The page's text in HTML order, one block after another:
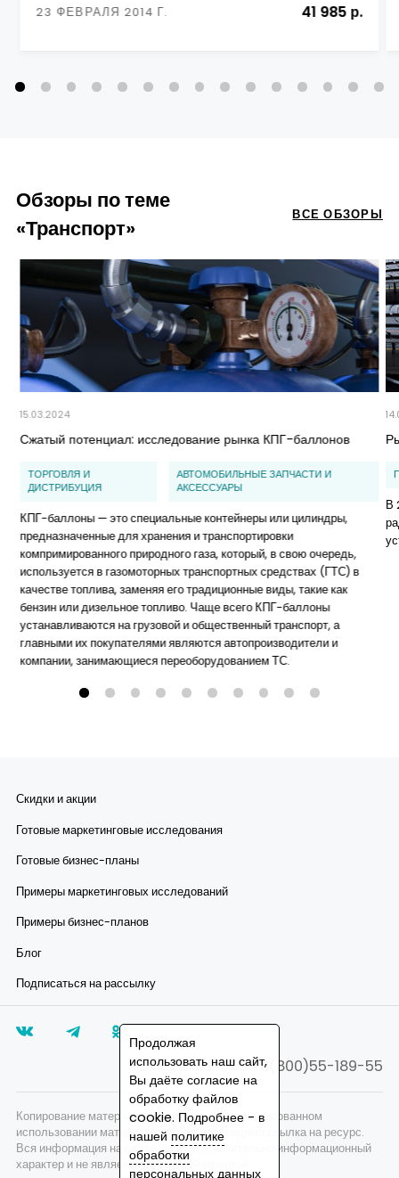
23 ФЕВРАЛЯ 2014 Г. 41 985 р.
Обзоры по теме
«Транспорт»
ВСЕ ОБЗОРЫ
15.03.2024
Сжатый потенциал: исследование рынка КПГ-баллонов
ТОРГОВЛЯ И
ДИСТРИБУЦИЯ
АВТОМОБИЛЬНЫЕ ЗАПЧАСТИ И
АКСЕССУАРЫ
КПГ-баллоны — это специальные контейнеры или цилиндры,
предназначенные для хранения и транспортировки
компримированного природного газа, который, в свою очередь,
используется в газомоторных транспортных средствах (ГТС) в
качестве топлива, заменяя его традиционные виды, такие как
бензин или дизельное топливо. Чаще всего КПГ-баллоны
устанавливаются на грузовой и общественный транспорт, а
главными их покупателями являются автопроизводители и
компании, занимающиеся переоборудованием ТС.
В
Скидки и акции
Готовые маркетинговые исследования
Готовые бизнес-планы
Примеры маркетинговых исследований
Примеры бизнес-планов
Блог
Подписаться на рассылку
8(800)55-189-55
Копирование материалов запрещено, при согласованном
использовании материалов сайта необходима ссылка на ресурс.
Вся информация на сайте носит исключительно информационный
характер и не является публичной офертой.
Продолжая
использовать наш сайт,
Вы даёте согласие на
обработку файлов
cookie. Подробнее - в
нашей политике
обработки
персональных данных